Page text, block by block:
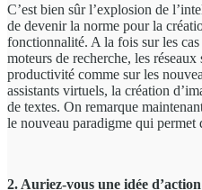
C’est bien sûr l’explosion de
de devenir la norme pour la
fonctionnalité. A la fois sur les
moteurs de recherche, les
productivité comme sur les
assistants virtuels, la création
de textes. On remarque
le nouveau paradigme qui permet
2. Auriez-vous une idée